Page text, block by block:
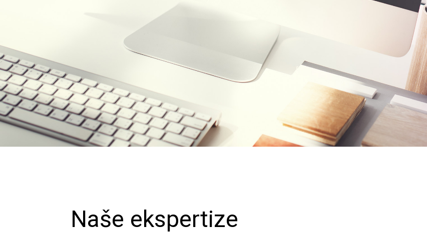
Naše ekspertize